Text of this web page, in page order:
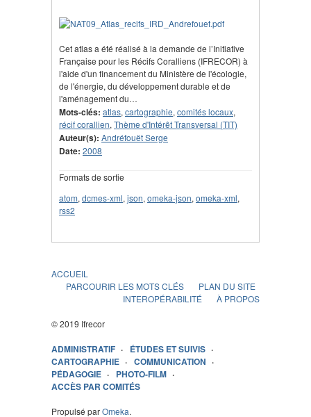
Cet atlas a été réalisé à la demande de l’Initiative
Française pour les Récifs Coralliens (IFRECOR) à
l'aide d'un financement du Ministère de l'écologie,
de l'énergie, du développement durable et de
l'aménagement du…
Mots-clés: atlas, cartographie, comités locaux,
récif corallien, Thème d'Intérêt Transversal (TIT)
Auteur(s): Andréfouët Serge
Date: 2008
Formats de sortie
atom, dcmes-xml, json, omeka-json, omeka-xml,
rss2
ACCUEIL
PARCOURIR LES MOTS CLÉS
PLAN DU SITE
INTEROPÉRABILITÉ
À PROPOS
© 2019 Ifrecor
ADMINISTRATIF
ÉTUDES ET SUIVIS
CARTOGRAPHIE
COMMUNICATION
PÉDAGOGIE
PHOTO-FILM
ACCÈS PAR COMITÉS
Propulsé parOmeka.